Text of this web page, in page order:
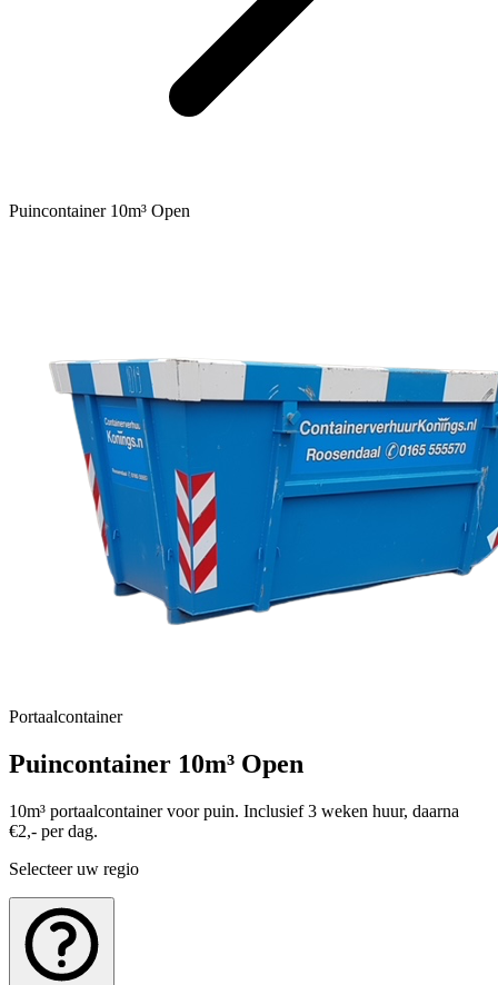
Puincontainer 10m³ Open
Portaalcontainer
Puincontainer 10m³ Open
10m³ portaalcontainer voor puin. Inclusief 3 weken huur, daarna
€2,- per dag.
Selecteer uw regio